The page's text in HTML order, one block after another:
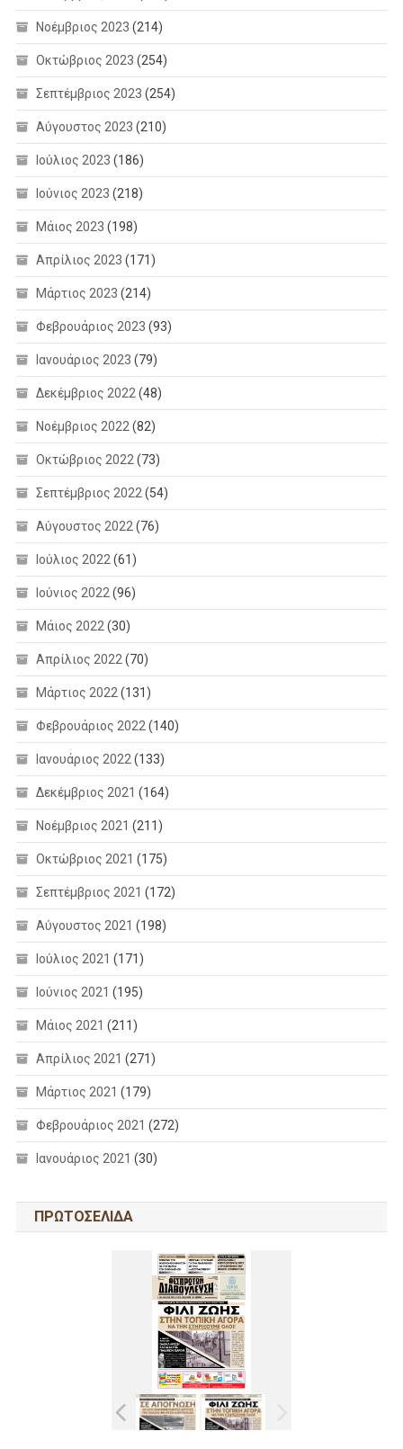
Νοέμβριος 2023 (214)
Οκτώβριος 2023 (254)
Σεπτέμβριος 2023 (254)
Αύγουστος 2023 (210)
Ιούλιος 2023 (186)
Ιούνιος 2023 (218)
Μάιος 2023 (198)
Απρίλιος 2023 (171)
Μάρτιος 2023 (214)
Φεβρουάριος 2023 (93)
Ιανουάριος 2023 (79)
Δεκέμβριος 2022 (48)
Νοέμβριος 2022 (82)
Οκτώβριος 2022 (73)
Σεπτέμβριος 2022 (54)
Αύγουστος 2022 (76)
Ιούλιος 2022 (61)
Ιούνιος 2022 (96)
Μάιος 2022 (30)
Απρίλιος 2022 (70)
Μάρτιος 2022 (131)
Φεβρουάριος 2022 (140)
Ιανουάριος 2022 (133)
Δεκέμβριος 2021 (164)
Νοέμβριος 2021 (211)
Οκτώβριος 2021 (175)
Σεπτέμβριος 2021 (172)
Αύγουστος 2021 (198)
Ιούλιος 2021 (171)
Ιούνιος 2021 (195)
Μάιος 2021 (211)
Απρίλιος 2021 (271)
Μάρτιος 2021 (179)
Φεβρουάριος 2021 (272)
Ιανουάριος 2021 (30)
ΠΡΩΤΟΣΕΛΙΔΑ